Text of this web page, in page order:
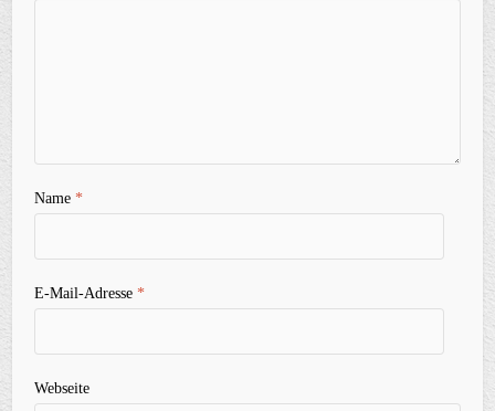
Name*
E-Mail-Adresse*
Webseite